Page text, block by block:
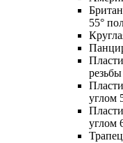
55°
углом
углом